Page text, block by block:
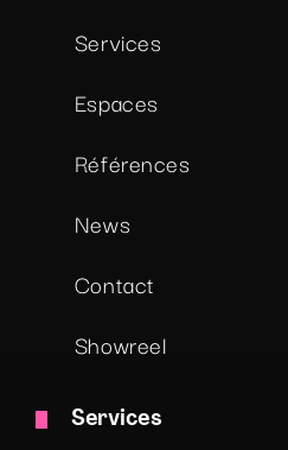
Services
Espaces
Références
News
Contact
Showreel
Services